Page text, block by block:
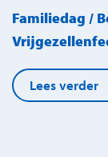
Familiedag /
Lees verder